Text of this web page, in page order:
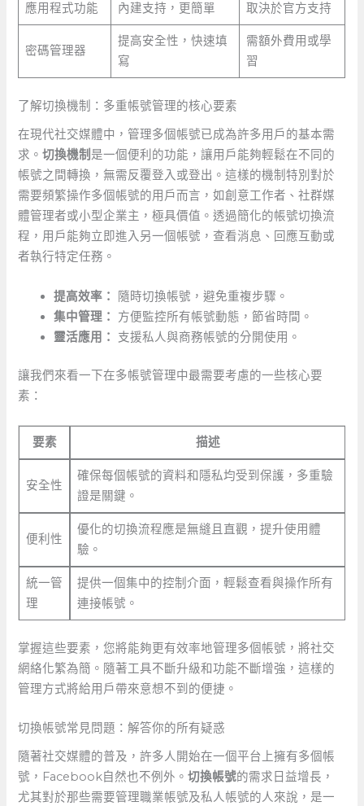
應用程式功能 內建支持，更簡單 取決於官方支持
密碼管理器
提高安全性，快速填
寫
需額外費用或學
習
了解切換機制：多重帳號管理的核心要素
在現代社交媒體中，管理多個帳號已成為許多用戶的基本需
求。切換機制 是一個便利的功能，讓用戶能夠輕鬆在不同的
帳號之間轉換，無需反覆登入或登出。這樣的機制特別對於
需要頻繁操作多個帳號的用戶而言，如創意工作者、社群媒
體管理者或小型企業主，極具價值。透過簡化的帳號切換流
程，用戶能夠立即進入另一個帳號，查看消息、回應互動或
者執行特定任務。
提高效率：
隨時切換帳號，避免重複步驟。
集中管理：
⁤方便監控所有帳號動態，節省時間。
靈活應用：
支援私人與商務帳號的分開使用。
讓我們來看一下在多帳號管理中最需要考慮的一些核心要
素：
要素 描述
安全性
確保每個帳號的資料和隱私均受到保護，多重驗
證是關鍵。
便利性
優化的切換流程應是無縫且直觀，提升使用體
驗。
統一管
理
提供一個集中的控制介面，輕鬆查看與操作所有
連接帳號。
掌握這些要素，您將能夠更有效率地管理多個帳號，將社交
網絡化繁為簡。隨著工具不斷升級和功能不斷增強，這樣的
管理方式將給用戶帶來意想不到的便捷。
切換帳號常見問題：解答你的所有疑惑
隨著社交媒體的普及，許多人開始在一個平台上擁有多個帳
號，Facebook自然也不例外。切換帳號的需求日益增長，
尤其對於那些需要管理職業帳號及私人帳號的人來說，是一